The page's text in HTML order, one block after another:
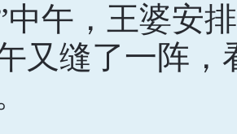
中午，王婆安
又缝了一阵